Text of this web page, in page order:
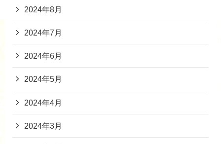
2024年8月
2024年7月
2024年6月
2024年5月
2024年4月
2024年3月